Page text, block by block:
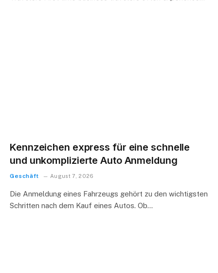
Kennzeichen express für eine schnelle
und unkomplizierte Auto Anmeldung
Geschäft August 7, 2026
Die Anmeldung eines Fahrzeugs gehört zu den wichtigsten
Schritten nach dem Kauf eines Autos. Ob…